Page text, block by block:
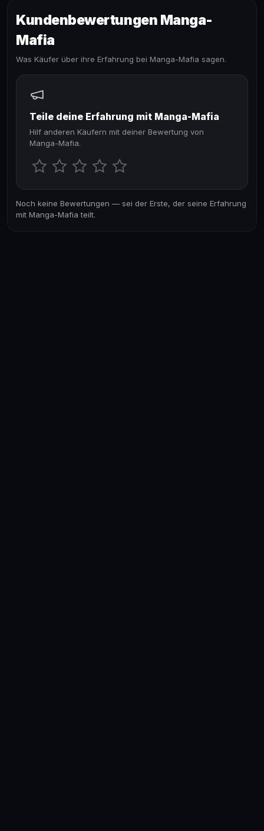
Kundenbewertungen Manga-
Mafia
Was Käufer über ihre Erfahrung bei Manga-Mafia sagen.
Teile deine Erfahrung mit Manga-Mafia
Hilf anderen Käufern mit deiner Bewertung von
Manga-Mafia.
Noch keine Bewertungen — sei der Erste, der seine Erfahrung
mit Manga-Mafia teilt.